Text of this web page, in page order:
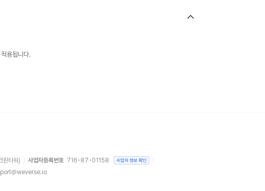
용됩니다.
원타워) 사업자등록번호 716-87-01158 사업자 정보 확인